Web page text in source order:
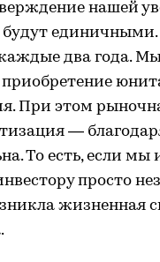
нашей
два года.
При этом
—
То есть, если мы
просто
жизненная